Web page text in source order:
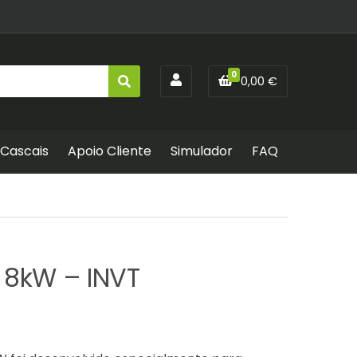
S
c
0 0,00 €
Apoio Cliente Simulador FAQ
– INVT